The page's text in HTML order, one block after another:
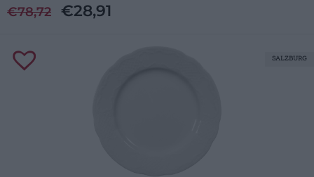
€78,72 €28,91
SALZBURG